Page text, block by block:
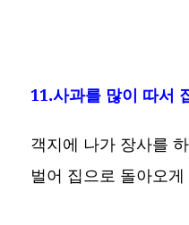
11.사과를 많이 따서
객지에 나가 장사를
벌어 집으로 돌아오게